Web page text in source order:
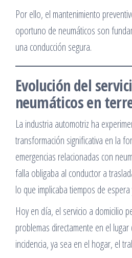
Por ello, el mantenimiento
oportuno de neumáticos son
una conducción segura.
Evolución del
neumáticos en
La industria automotriz ha
transformación significativa en la
emergencias relacionadas con
falla obligaba al conductor a
lo que implicaba tiempos de
Hoy en día, el servicio a domicilio
problemas directamente en el
incidencia, ya sea en el hogar, el